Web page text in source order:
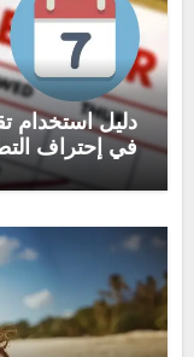
في إحتراف